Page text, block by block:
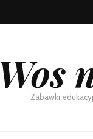
Wos
Zabawki